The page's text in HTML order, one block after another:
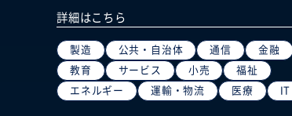
詳細はこちら
製造 公共・自治体 通信
金融
教育
サービス 小売
福祉
エネルギー
運輸・物流 医療 IT